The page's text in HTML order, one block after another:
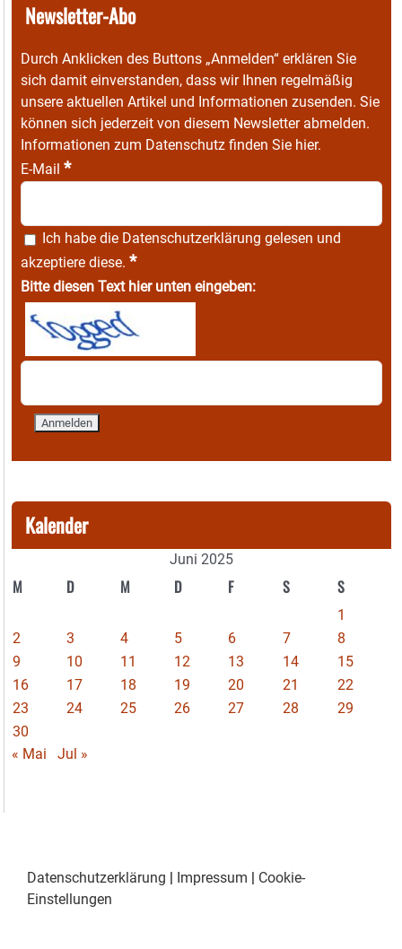
Newsletter-Abo
Durch Anklicken des Buttons „Anmelden“ erklären Sie
sich damit einverstanden, dass wir Ihnen regelmäßig
unsere aktuellen Artikel und Informationen zusenden. Sie
können sich jederzeit von diesem Newsletter abmelden.
Informationen zum Datenschutz finden Sie hier.
E-Mail *
Ich habe die Datenschutzerklärung gelesen und
akzeptiere diese. *
Bitte diesen Text hier unten eingeben:
Kalender
Juni 2025
M D M D F S S
1
2
3 4 5 6 7
8
9
10 11 12 13 14
15
16
17 18 19 20 21
22
23
24 25 26 27 28
29
30
« Mai
Jul »
Datenschutzerklärung Impressum
Cookie-
Einstellungen